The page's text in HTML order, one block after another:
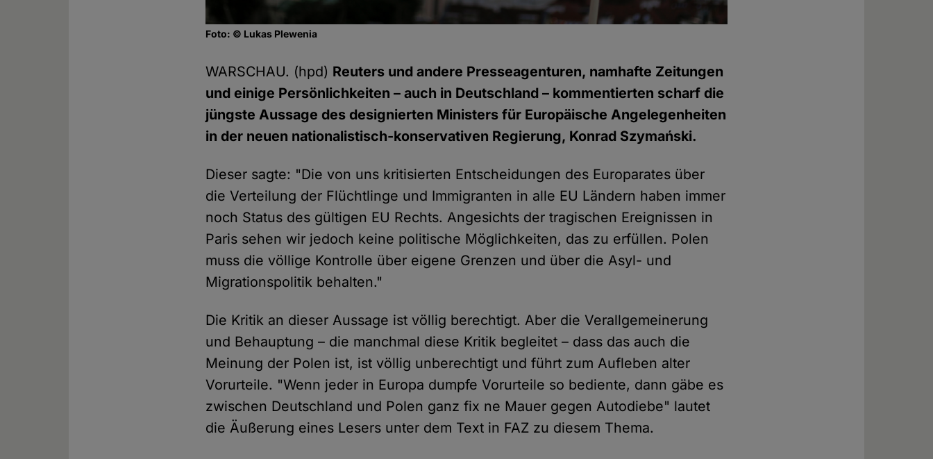
Foto: © Lukas Plewenia
WARSCHAU. (hpd) Reuters und andere Presseagenturen, namhafte Zeitungen
und einige Persönlichkeiten – auch in Deutschland – kommentierten scharf die
jüngste Aussage des designierten Ministers für Europäische Angelegenheiten
in der neuen nationalistisch-konservativen Regierung, Konrad Szymański.
Dieser sagte: "Die von uns kritisierten Entscheidungen des Europarates über
die Verteilung der Flüchtlinge und Immigranten in alle EU Ländern haben immer
noch Status des gültigen EU Rechts. Angesichts der tragischen Ereignissen in
Paris sehen wir jedoch keine politische Möglichkeiten, das zu erfüllen. Polen
muss die völlige Kontrolle über eigene Grenzen und über die Asyl- und
Migrationspolitik behalten."
Die Kritik an dieser Aussage ist völlig berechtigt. Aber die Verallgemeinerung
und Behauptung – die manchmal diese Kritik begleitet – dass das auch die
Meinung der Polen ist, ist völlig unberechtigt und führt zum Aufleben alter
Vorurteile. "Wenn jeder in Europa dumpfe Vorurteile so bediente, dann gäbe es
zwischen Deutschland und Polen ganz fix ne Mauer gegen Autodiebe" lautet
die Äußerung eines Lesers unter dem Text in FAZ zu diesem Thema.